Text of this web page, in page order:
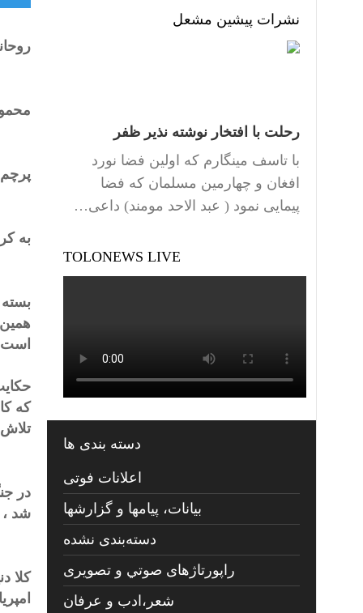
به
که
در
شد
کلا
نشرات پیشین مشعل
رحلت با افتخار نوشته نذیر ظفر
با تاسف مینگارم که اولین فضا نورد
افغان و چهارمین مسلمان که فضا
پیمایی نمود ( عبد الاحد مومند) داعی…
TOLONEWS LIVE
دسته بندی ها
اعلانات فوتی
بیانات، پیامها و گزارشها
دسته‌بندی نشده
راپورتاژهای صوتي و تصويری
شعر،ادب و عرفان